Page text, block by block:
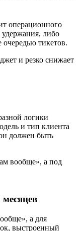
операционного
удержания, либо
очередью тикетов.
и резко снижает
логики
и тип клиента
должен быть
вообще», а под
а для
выстроенный